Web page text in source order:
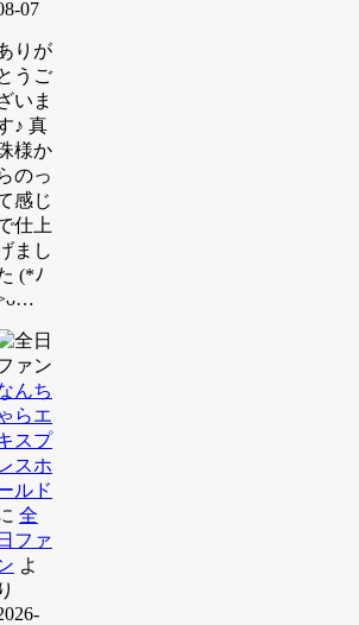
07
りが
うご
いま
♪ 真
様か
のっ
感じ
仕上
まし
(*ﾉ
んち
らエ
スプ
スホ
ルド
全
日ファ
よ
り